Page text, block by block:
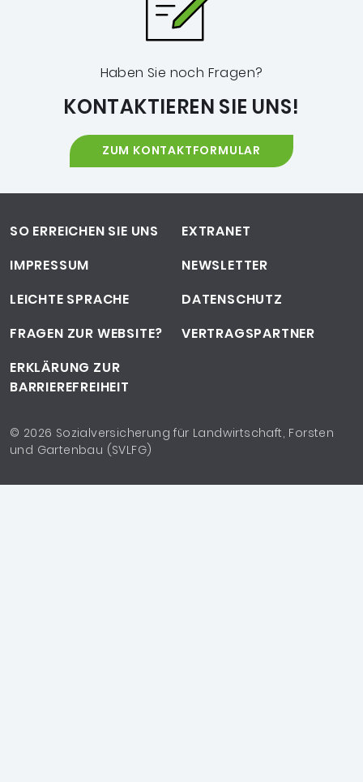
Haben Sie noch Fragen?
KONTAKTIEREN SIE UNS!
ZUM KONTAKTFORMULAR
Copyrighthinweis
© 2026 Sozialversicherung für Landwirtschaft, Forsten
und Gartenbau (SVLFG)
Footer-Navigation
SO ERREICHEN SIE UNS
EXTRANET
IMPRESSUM
NEWSLETTER
LEICHTE SPRACHE
DATENSCHUTZ
FRAGEN ZUR WEBSITE?
VERTRAGSPARTNER
ERKLÄRUNG ZUR
BARRIEREFREIHEIT